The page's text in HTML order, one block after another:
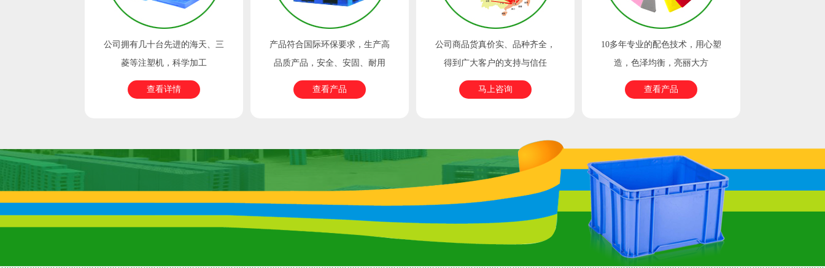
公司拥有几十台先进的海天、三
菱等注塑机，科学加工
查看详情
产品符合国际环保要求，生产高
品质产品，安全、安固、耐用
查看产品
公司商品货真价实、品种齐全，
得到广大客户的支持与信任
马上咨询
10多年专业的配色技术，用心塑
造，色泽均衡，亮丽大方
查看产品